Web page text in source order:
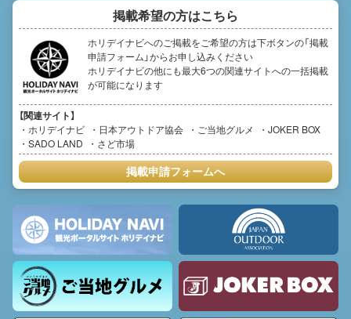
掲載希望の方はこちら
ホリデイナビへのご掲載をご希望の方は下ボタンの「掲載
申請フォーム」からお申し込みください
ホリデイナビの他にも最大6つの関連サイトへの一括掲載
が可能になります
【関連サイト】
ホリデイナビ 日本アウトドア協会 ご当地グルメ
JOKER BOX
SADO LAND
さど市場
掲載申請フォームへ